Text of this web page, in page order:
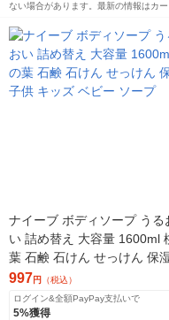
ない場合があります。最新の情報はカー
ナイーブ ボディソープ うる
い 詰め替え 大容量 1600ml
葉 石鹸 石けん せっけん 保湿
供 キッズ ベビー ソープ
997円 （税込）
ログイン&全額PayPay支払いで
5%獲得